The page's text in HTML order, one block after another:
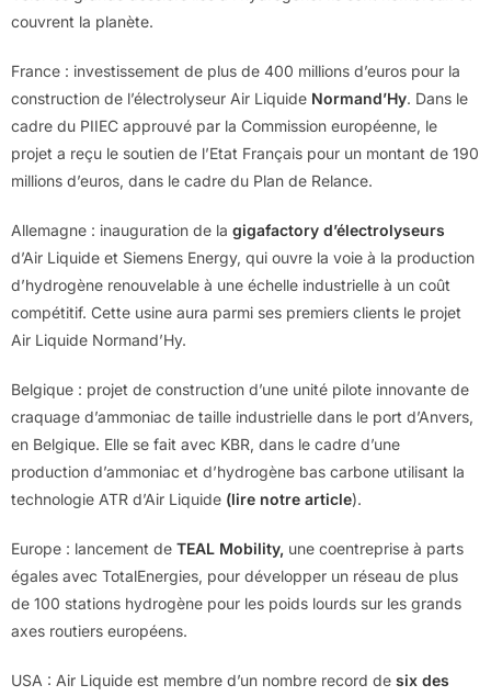
couvrent la planète.
France : investissement de plus de 400 millions d’euros pour la
construction de l’électrolyseur Air Liquide Normand’Hy. Dans le
cadre du PIIEC approuvé par la Commission européenne, le
projet a reçu le soutien de l’Etat Français pour un montant de 190
millions d’euros, dans le cadre du Plan de Relance.
Allemagne : inauguration de la gigafactory d’électrolyseurs
d’Air Liquide et Siemens Energy, qui ouvre la voie à la production
d’hydrogène renouvelable à une échelle industrielle à un coût
compétitif. Cette usine aura parmi ses premiers clients le projet
Air Liquide Normand’Hy.
Belgique : projet de construction d’une unité pilote innovante de
craquage d’ammoniac de taille industrielle dans le port d’Anvers,
en Belgique. Elle se fait avec KBR, dans le cadre d’une
production d’ammoniac et d’hydrogène bas carbone utilisant la
technologie ATR d’Air Liquide (lire notre article).
Europe : lancement de TEAL Mobility, une coentreprise à parts
égales avec TotalEnergies, pour développer un réseau de plus
de 100 stations hydrogène pour les poids lourds sur les grands
axes routiers européens.
USA : Air Liquide est membre d’un nombre record de six des